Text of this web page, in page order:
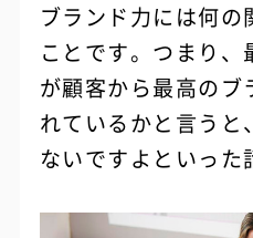
ブランド力には何の
ことです。つまり
が顧客から最高のブ
れているかと言うと
ないですよといった